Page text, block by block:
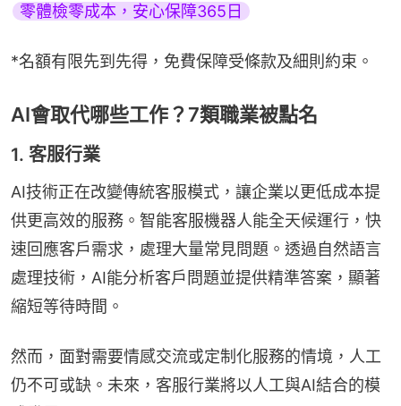
零體檢零成本，安心保障365日
*名額有限先到先得，免費保障受條款及細則約束。
AI會取代哪些工作？7類職業被點名
1. 客服行業
AI技術正在改變傳統客服模式，讓企業以更低成本提
供更高效的服務。智能客服機器人能全天候運行，快
速回應客戶需求，處理大量常見問題。透過自然語言
處理技術，AI能分析客戶問題並提供精準答案，顯著
縮短等待時間。
然而，面對需要情感交流或定制化服務的情境，人工
仍不可或缺。未來，客服行業將以人工與AI結合的模